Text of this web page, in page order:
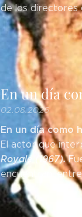
de los
En un día
02.08.2026
En un día como
El actor que
Royale (1967).
encuentran,